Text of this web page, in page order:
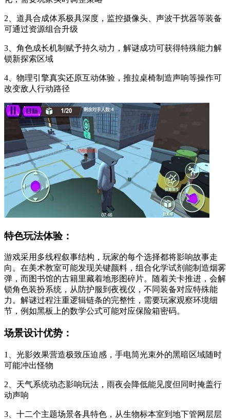
2、道具合成体系极具深度，监控摄像头、声波干扰器等装备
可通过资源组合升级
3、角色成长机制赋予持久动力，解谜成功可获得特殊能力解
锁新探索区域
4、物理引擎真实还原互动体验，推拉桌椅制造声响等操作可
改变敌人行动路径
特色玩法体验：
游戏采用多线程叙事结构，玩家的每个选择都将影响故事走
向。在美术教室可能发现关键颜料，组合化学试剂能制造烟雾
弹，而图书馆的古籍里藏着地形图碎片。随着关卡推进，会解
锁角色装扮系统，从防护服到夜视仪，不同装备对应特殊能
力。解谜过程注重逻辑链条的完整性，需要玩家观察环境细
节，例如黑板上的数学公式可能对应保险箱密码。
场景设计优势：
1、光影效果营造极致压迫感，手电筒光束外的黑暗区域随时
可能冲出怪物
2、天气系统动态影响玩法，雨夜会降低能见度但同时掩盖行
动声响
3、十二个主题场景各具特色，从生物标本室到地下管网层层